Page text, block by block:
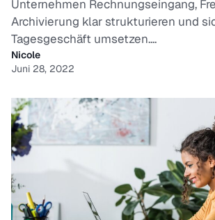
Unternehmen Rechnungseingang,
Archivierung klar strukturieren und
Tagesgeschäft umsetzen....
Nicole
Juni 28, 2022